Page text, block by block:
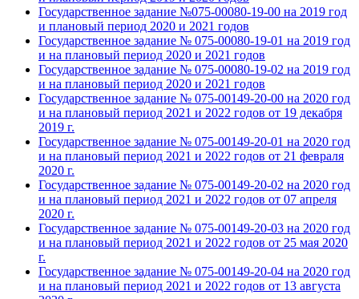
Государственное задание №075-00080-19-00 на 2019 год
и плановый период 2020 и 2021 годов
Государственное задание № 075-00080-19-01 на 2019 год
и на плановый период 2020 и 2021 годов
Государственное задание № 075-00080-19-02 на 2019 год
и на плановый период 2020 и 2021 годов
Государственное задание № 075-00149-20-00 на 2020 год
и на плановый период 2021 и 2022 годов от 19 декабря
2019 г.
Государственное задание № 075-00149-20-01 на 2020 год
и на плановый период 2021 и 2022 годов от 21 февраля
2020 г.
Государственное задание № 075-00149-20-02 на 2020 год
и на плановый период 2021 и 2022 годов от 07 апреля
2020 г.
Государственное задание № 075-00149-20-03 на 2020 год
и на плановый период 2021 и 2022 годов от 25 мая 2020
г.
Государственное задание № 075-00149-20-04 на 2020 год
и на плановый период 2021 и 2022 годов от 13 августа